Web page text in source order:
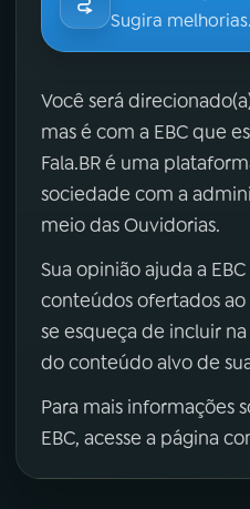
Sugira melhorias.
Você será
mas é com a EBC que
Fala.BR é uma
sociedade com a
meio das Ouvidorias.
Sua opinião ajuda a
conteúdos ofertados ao
se esqueça de incluir
do conteúdo alvo de
Para mais informações
EBC, acesse a página